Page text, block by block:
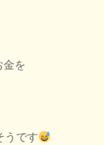
を
うです